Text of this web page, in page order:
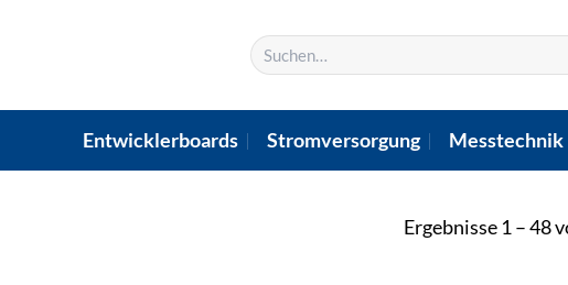
Suchen
nach:
Entwicklerboards Stromversorgung Messtechnik
Ergebnisse 1 – 48